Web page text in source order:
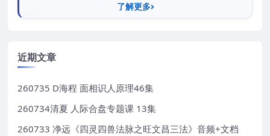
了解更多
近期文章
260735 D海程 面相识人原理46集
260734清夏 人际合盘专题课 13集
260733 净远《四灵四兽法脉之旺文昌三法》音频+文档